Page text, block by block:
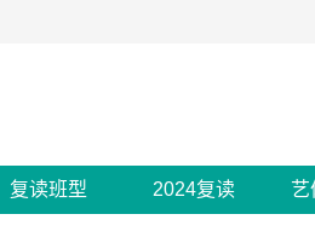
复读班型 2024复读 艺